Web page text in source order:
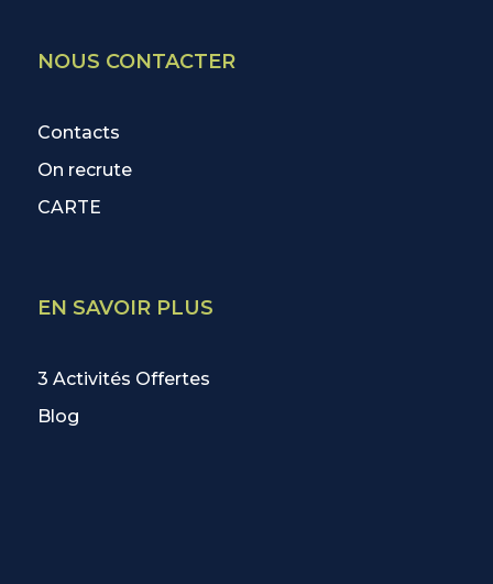
NOUS CONTACTER
Contacts
On recrute
CARTE
EN SAVOIR PLUS
3 Activités Offertes
Blog